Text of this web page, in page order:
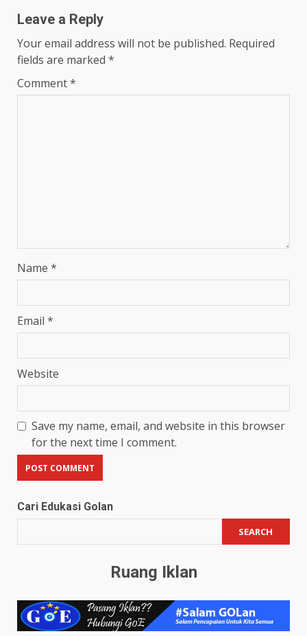
Leave a Reply
Your email address will not be published. Required
fields are marked *
Comment*
Name *
Email *
Website
Save my name, email, and website in this browser
for the next time I comment.
Cari Edukasi Golan
SEARCH
Ruang Iklan